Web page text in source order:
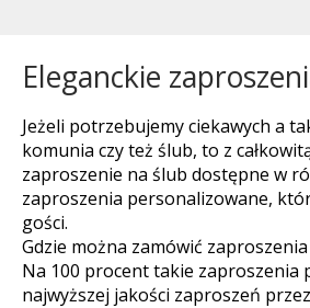
Eleganckie
Jeżeli potrzebujemy ciekawych a
komunia czy też ślub, to z
zaproszenie na ślub dostępne w
zaproszenia personalizowane,
gości.
Gdzie można zamówić
Na 100 procent takie zaproszenia
najwyższej jakości zaproszeń